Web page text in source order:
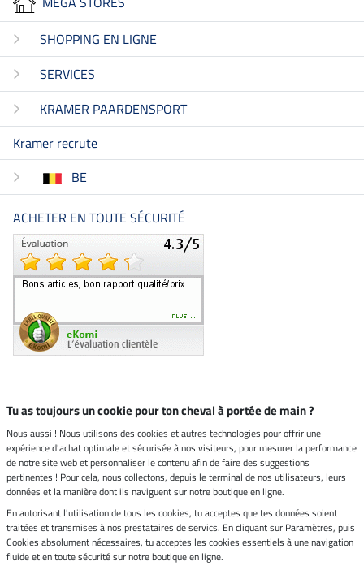
SHOPPING EN LIGNE
SERVICES
KRAMER PAARDENSPORT
Kramer recrute
BE
ACHETER EN TOUTE SÉCURITÉ
Boutique climatiquement
Livraison par
Paiement sécurisé
Tu as toujours un cookie pour ton cheval à portée de main ?
Nous aussi ! Nous utilisons des cookies et autres technologies pour offrir une
expérience d'achat optimale et sécurisée à nos visiteurs, pour mesurer la performance
de notre site web et personnaliser le contenu afin de faire des suggestions
pertinentes ! Pour cela, nous collectons, depuis le terminal de nos utilisateurs, leurs
données et la manière dont ils naviguent sur notre boutique en ligne.
En autorisant l'utilisation de tous les cookies, tu acceptes que tes données soient
traitées et transmises à nos prestataires de servics. En cliquant sur Paramètres, puis
Cookies absolument nécessaires, tu acceptes les cookies essentiels à une navigation
fluide et en toute sécurité sur notre boutique en ligne.